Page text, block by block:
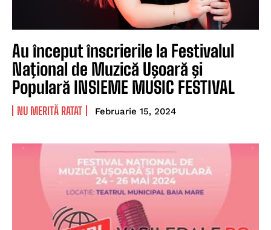
Au început înscrierile la Festivalul
Naţional de Muzică Uşoară şi
Populară INSIEME MUSIC FESTIVAL
NU MERITĂ RATAT Februarie 15, 2024